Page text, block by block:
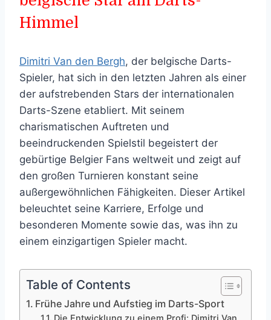
Himmel
Dimitri Van den Bergh, der belgische Darts-
Spieler, hat sich in den letzten Jahren als einer
der aufstrebenden Stars der internationalen
Darts-Szene etabliert. Mit seinem
charismatischen Auftreten und
beeindruckenden Spielstil begeistert der
gebürtige Belgier Fans weltweit und zeigt auf
den großen Turnieren konstant seine
außergewöhnlichen Fähigkeiten. Dieser Artikel
beleuchtet seine Karriere, Erfolge und
besonderen Momente sowie das, was ihn zu
einem einzigartigen Spieler macht.
Table of Contents
Frühe Jahre und Aufstieg im Darts-Sport